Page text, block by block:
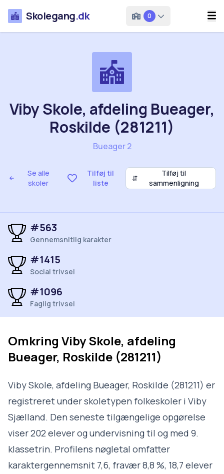
Skolegang.dk 0
Se alle
skoler
Tilføj til
liste
⇵
Tilføj til
sammenligning
Viby Skole, afdeling Bueager,
Roskilde (281211)
Bueager 2
#563
Gennemsnitlig karakter
#1415
Social trivsel
#1096
Faglig trivsel
Omkring Viby Skole, afdeling
Bueager, Roskilde (281211)
Viby Skole, afdeling Bueager, Roskilde (281211) er
registreret under skoletypen folkeskoler i Viby
Sjælland. Den seneste tilgængelige opgørelse
viser 202 elever og undervisning til og med 9.
klassetrin. Profilens nøgletal omfatter
karaktergennemsnit 7,6, fravær 8,8 %, 18,7 elever